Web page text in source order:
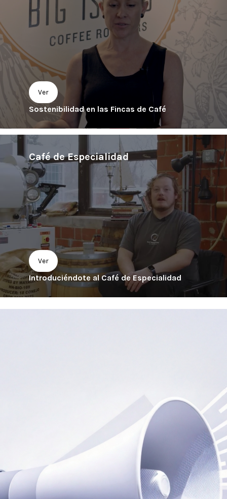
Ver
Sostenibilidad en las Fincas de Café
Café de Especialidad
Ver
Introduciéndote al Café de Especialidad